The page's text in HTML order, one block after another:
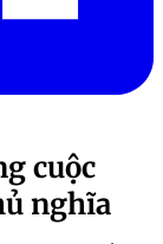
cuộc
nghĩa